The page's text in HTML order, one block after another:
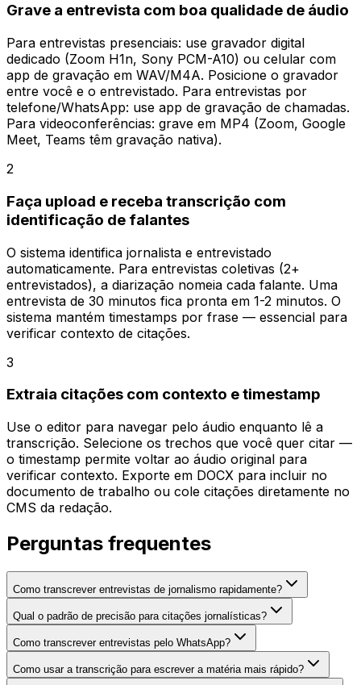
Grave a entrevista com boa qualidade de áudio
Para entrevistas presenciais: use gravador digital
dedicado (Zoom H1n, Sony PCM-A10) ou celular com
app de gravação em WAV/M4A. Posicione o gravador
entre você e o entrevistado. Para entrevistas por
telefone/WhatsApp: use app de gravação de chamadas.
Para videoconferências: grave em MP4 (Zoom, Google
Meet, Teams têm gravação nativa).
2
Faça upload e receba transcrição com
identificação de falantes
O sistema identifica jornalista e entrevistado
automaticamente. Para entrevistas coletivas (2+
entrevistados), a diarização nomeia cada falante. Uma
entrevista de 30 minutos fica pronta em 1-2 minutos. O
sistema mantém timestamps por frase — essencial para
verificar contexto de citações.
3
Extraia citações com contexto e timestamp
Use o editor para navegar pelo áudio enquanto lê a
transcrição. Selecione os trechos que você quer citar —
o timestamp permite voltar ao áudio original para
verificar contexto. Exporte em DOCX para incluir no
documento de trabalho ou cole citações diretamente no
CMS da redação.
Perguntas frequentes
Como transcrever entrevistas de jornalismo rapidamente?
Qual o padrão de precisão para citações jornalísticas?
Como transcrever entrevistas pelo WhatsApp?
Como usar a transcrição para escrever a matéria mais rápido?